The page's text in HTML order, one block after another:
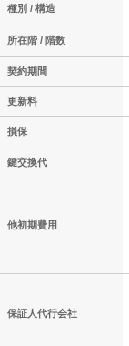
種別 / 構造
所在階 / 階数
契約期間
更新料
損保
鍵交換代
他初期費用
保証人代行会社